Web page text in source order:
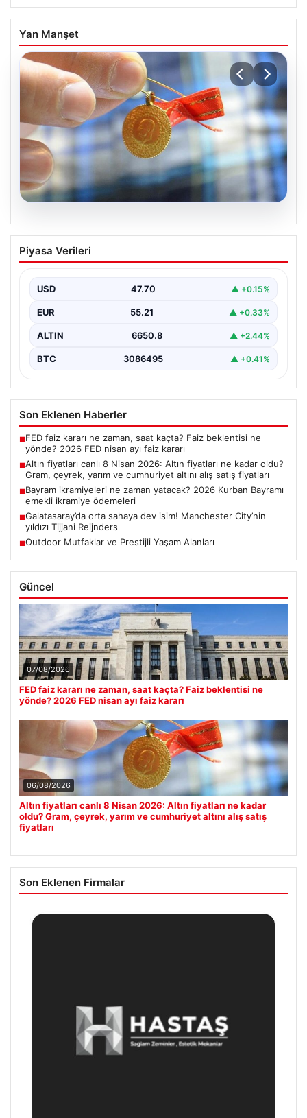
Yan Manşet
06.08.2026
Altın fiyatları canlı 8 Nisan 2026: Altın
fiyatları ne kadar oldu? Gram, çeyrek,
fiyatları
Piyasa Verileri
USD 47.70 ▲ +0.15%
EUR 55.21 ▲ +0.33%
ALTIN 6650.8 ▲ +2.44%
BTC 3086495 ▲ +0.41%
Son Eklenen Haberler
■FED faiz kararı ne zaman, saat kaçta? Faiz beklentisi ne
yönde? 2026 FED nisan ayı faiz kararı
■Altın fiyatları canlı 8 Nisan 2026: Altın fiyatları ne kadar oldu?
Gram, çeyrek, yarım ve cumhuriyet altını alış satış fiyatları
■Bayram ikramiyeleri ne zaman yatacak? 2026 Kurban Bayramı
emekli ikramiye ödemeleri
■Galatasaray’da orta sahaya dev isim! Manchester City’nin
yıldızı Tijjani Reijnders
■Outdoor Mutfaklar ve Prestijli Yaşam Alanları
Güncel
07/08/2026
FED faiz kararı ne zaman, saat kaçta? Faiz beklentisi ne
yönde? 2026 FED nisan ayı faiz kararı
06/08/2026
Altın fiyatları canlı 8 Nisan 2026: Altın fiyatları ne kadar
oldu? Gram, çeyrek, yarım ve cumhuriyet altını alış satış
fiyatları
Son Eklenen Firmalar